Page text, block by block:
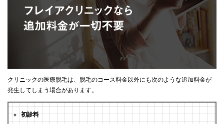
クリニックの医療脱毛は、脱毛のコース料金以外にも次のような追加料金が
発生してしまう場合があります。
初診料